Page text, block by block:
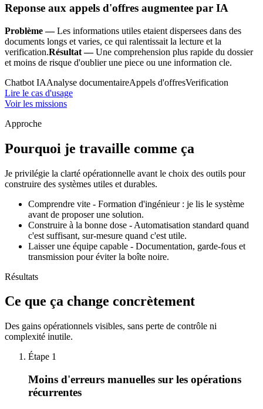
Reponse aux appels d'offres augmentee par IA
Problème —Les informations utiles etaient dispersees dans des
documents longs et varies, ce qui ralentissait la lecture et la
verification.Résultat —Une comprehension plus rapide du dossier
et moins de risque d'oublier une piece ou une information cle.
Chatbot IAAnalyse documentaireAppels d'offresVerification
Lire le cas d'usage
Voir les missions
Approche
Pourquoi je travaille comme ça
Je privilégie la clarté opérationnelle avant le choix des outils pour
construire des systèmes utiles et durables.
Comprendre vite - Formation d'ingénieur : je lis le système
avant de proposer une solution.
Construire à la bonne dose - Automatisation standard quand
c'est suffisant, sur-mesure quand c'est utile.
Laisser une équipe capable - Documentation, garde-fous et
transmission pour éviter la boîte noire.
Résultats
Ce que ça change concrètement
Des gains opérationnels visibles, sans perte de contrôle ni
complexité inutile.
Étape 1
Moins d'erreurs manuelles sur les opérations
récurrentes